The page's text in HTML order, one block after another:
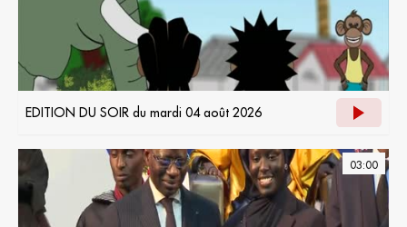
EDITION DU SOIR du mardi 04 août 2026
03:00